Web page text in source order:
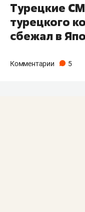
Турецкие
турецкого
сбежал в
Комментарии 5